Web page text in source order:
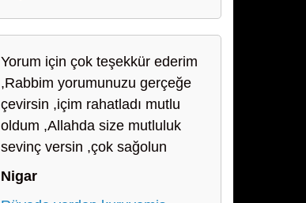
Yorum için çok teşekkür ederim
,Rabbim yorumunuzu gerçeğe
çevirsin ,içim rahatladı mutlu
oldum ,Allahda size mutluluk
sevinç versin ,çok sağolun
Nigar